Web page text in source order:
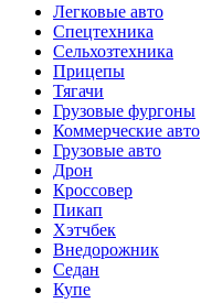
Легковые авто
Спецтехника
Сельхозтехника
Прицепы
Тягачи
Грузовые фургоны
Коммерческие авто
Грузовые авто
Дрон
Кроссовер
Пикап
Хэтчбек
Внедорожник
Седан
Купе